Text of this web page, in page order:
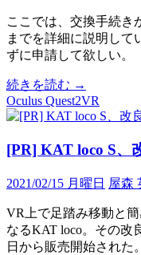
ここでは、交換手続き
までを詳細に説明して
ずに申請して欲しい。
続きを読む
Oculus
Quest
2、
顔
ー
リ
コ
ー
→
Oculus Quest2VR
[PR] KAT loco S、
2021/02/15 月曜日 屋森
VR上で足踏み移動と
なるKAT loco。その改
日から販売開始された